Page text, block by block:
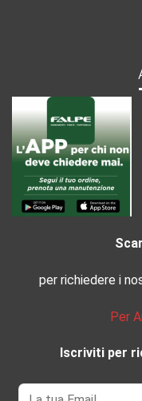
per richiedere i
Per
Iscriviti per